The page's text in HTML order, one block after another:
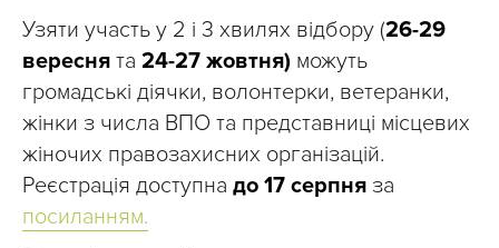
Узяти участь у 2 і 3 хвилях відбору (26-29
вересня та 24-27 жовтня) можуть
громадські діячки, волонтерки, ветеранки,
жінки з числа ВПО та представниці місцевих
жіночих правозахисних організацій.
Реєстрація доступна до 17 серпня за
посиланням.